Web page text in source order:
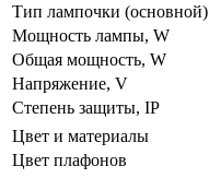
Тип лампочки (основной)
Мощность лампы, W
Общая мощность, W
Напряжение, V
Степень защиты, IP
Цвет и материалы
Цвет плафонов